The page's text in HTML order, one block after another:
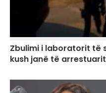
Zbulimi i laboratorit të
kush janë të arrestuarit